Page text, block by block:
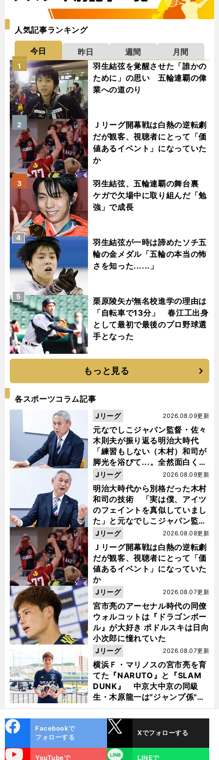
人気記事ランキング
今日 昨日 週間
月間
羽生結弦を覚醒させた「誰かの
ために」の思い 五輪連覇の偉
業への道のり
1
Ｊリーグ開幕戦は白熱の逆転劇
だが観客、視聴者にとって「価
値あるイベント」になっていた
か
2
羽生結弦、五輪連覇の舞台裏
ケガで欠場中に取り組んだ「勉
強」で成長
3
羽生結弦が一時は諦めたソチ五
輪の金メダル「五輪の本当の怖
さを知った......」
4
栗原陵矢が無名校進学の理由は
「自転車で13分」 春江工出身
として最初で最後のプロ野球選
手となった
5
もっと見る
各スポーツコラム記事
元なでしこジャパン監督・佐々
木則夫が振り返る明治大時代
「練習もしない（木村）和司が
脚光を浴びて...。全然面白くな
い４年間でした」
2026.08.09更新
Jリーグ
明治大時代から別格だった木村
和司の技術 「実は僕、アイツ
のフェイントを真似していまし
た」と元なでしこジャパン監
督・佐々木則夫
2026.08.09更新
Jリーグ
Ｊリーグ開幕戦は白熱の逆転劇
だが観客、視聴者にとって「価
値あるイベント」になっていた
か
2026.08.08更新
Jリーグ
宮市亮のアーセナル時代の同僚
ウォルコットは『ドラゴンボー
ル』が大好き ポドルスキは日向
小次郎に憧れていた
2026.08.07更新
Jリーグ
横浜Ｆ・マリノスの宮市亮を育
てた『NARUTO』と『SLAM
DUNK』 中京大中京の同級
生・木原龍一は"ジャンプ係"だ
った
2026.08.07更新
Jリーグ
ok
Facebookで
フォローする
Xでフォローする
YouTubeで LINE LINEで